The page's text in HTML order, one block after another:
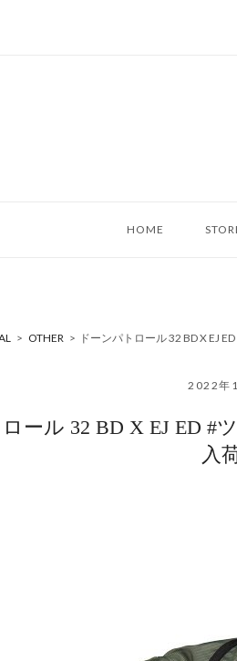
HOME
> OTHER > ドーンパトロール 32 BD X EJ
2022年
ール 32 BD X EJ ED #
入